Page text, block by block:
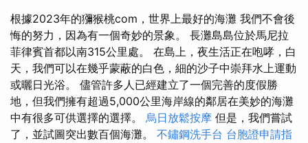
根據2023年的獼猴桃com，世界上最好的海灘 我們不會後
悔的努力，因為有一個奇妙的景象。 長灘島島位於馬尼拉
菲律賓首都以南315公里處。 在島上，夜生活正在咆哮，白
天，我們可以在幾乎蒙蔽的白色，細的沙子中崇拜水上運動
或曬日光浴。 儘管許多人已經建立了一個完善的度假勝
地，但我們擁有超過5,000公里海岸線的鄰居在美妙的海灘
中有很多可供選擇的選擇。 烏日放鬆按摩 但是，我們嘗試
了，並試圖突出數百個海灘。 不鏽鋼洗手台 台胞證申請指